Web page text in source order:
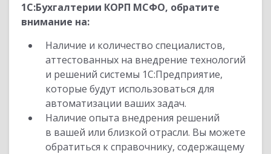
1С:Бухгалтерии КОРП МСФО, обратите
внимание на:
Наличие и количество специалистов,
аттестованных на внедрение технологий
и решений системы 1С:Предприятие,
которые будут использоваться для
автоматизации ваших задач.
Наличие опыта внедрения решений
в вашей или близкой отрасли. Вы можете
обратиться к справочнику, содержащему